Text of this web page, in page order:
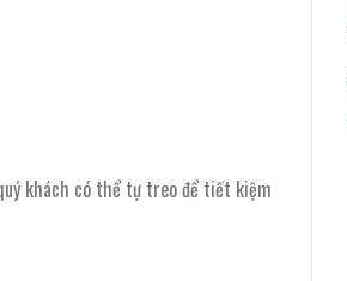
khách có thể tự treo để tiết kiệm